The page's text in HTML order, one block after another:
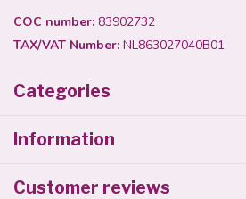
COC number: 83902732
TAX/VAT Number: NL863027040B01
Categories
Information
Customer reviews